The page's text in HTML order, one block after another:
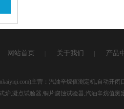
网站首页 关于我们 产品
主营：汽油辛烷值测定机,自动
炉,凝点试验器,铜片腐蚀试验器,汽油辛烷值测